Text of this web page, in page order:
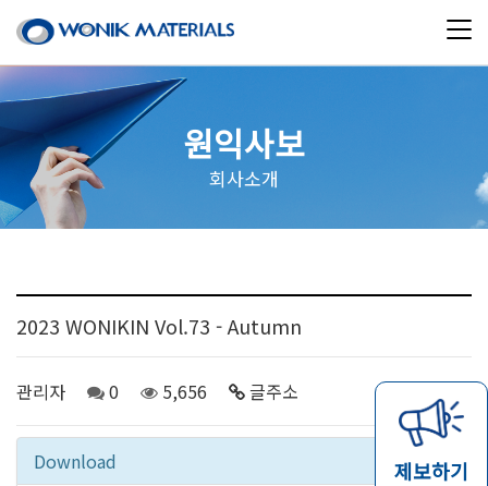
제보하기
원익사보
회사소개
2023 WONIKIN Vol.73 - Autumn
관리자 0 5,656 글주소 11-27
Download